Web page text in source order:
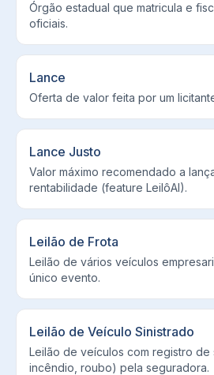
Órgão estadual que matricula e
oficiais.
Lance
Oferta de valor feita por um
Lance Justo
Valor máximo recomendado a
rentabilidade (feature LeilôAI).
Leilão de Frota
Leilão de vários veículos
único evento.
Leilão de Veículo Sinistrado
Leilão de veículos com registro de
incêndio, roubo) pela seguradora.